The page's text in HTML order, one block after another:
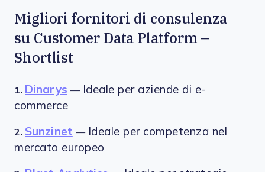
Migliori fornitori di consulenza
su Customer Data Platform –
Shortlist
1. Dinarys — Ideale per aziende di e-
commerce
2. Sunzinet — Ideale per competenza nel
mercato europeo